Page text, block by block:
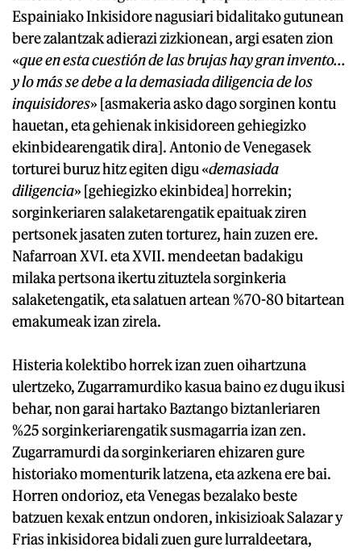
Espainiako Inkisidore nagusiari bidalitako gutunean
bere zalantzak adierazi zizkionean, argi esaten zion
«que en esta cuestión de las brujas hay gran invento...
y lo más se debe a la demasiada diligencia de los
inquisidores» [asmakeria asko dago sorginen kontu
hauetan, eta gehienak inkisidoreen gehiegizko
ekinbidearengatik dira]. Antonio de Venegasek
torturei buruz hitz egiten digu «demasiada
diligencia» [gehiegizko ekinbidea] horrekin;
sorginkeriaren salaketarengatik epaituak ziren
pertsonek jasaten zuten torturez, hain zuzen ere.
Nafarroan XVI. eta XVII. mendeetan badakigu
milaka pertsona ikertu zituztela sorginkeria
salaketengatik, eta salatuen artean %70-80 bitartean
emakumeak izan zirela.
Histeria kolektibo horrek izan zuen oihartzuna
ulertzeko, Zugarramurdiko kasua baino ez dugu ikusi
behar, non garai hartako Baztango biztanleriaren
%25 sorginkeriarengatik susmagarria izan zen.
Zugarramurdi da sorginkeriaren ehizaren gure
historiako momenturik latzena, eta azkena ere bai.
Horren ondorioz, eta Venegas bezalako beste
batzuen kexak entzun ondoren, inkisizioak Salazar y
Frias inkisidorea bidali zuen gure lurraldeetara,